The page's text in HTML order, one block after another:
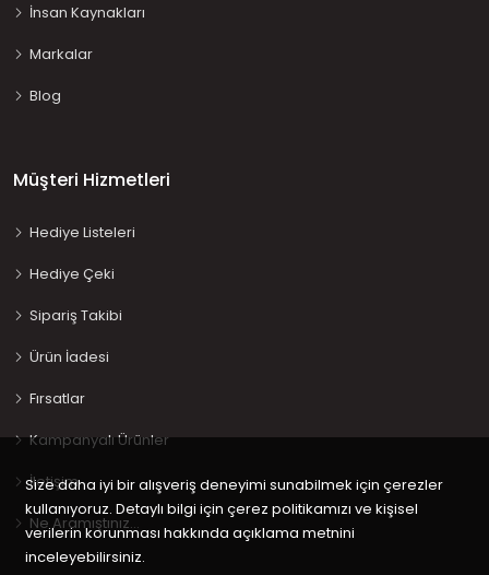
İnsan Kaynakları
Markalar
Blog
Müşteri Hizmetleri
Hediye Listeleri
Hediye Çeki
Sipariş Takibi
Ürün İadesi
Fırsatlar
Kampanyalı Ürünler
İletişim
Ne Aramıştınız…
Size daha iyi bir alışveriş deneyimi sunabilmek için çerezler
kullanıyoruz. Detaylı bilgi için çerez politikamızı ve kişisel
verilerin korunması hakkında açıklama metnini
inceleyebilirsiniz.